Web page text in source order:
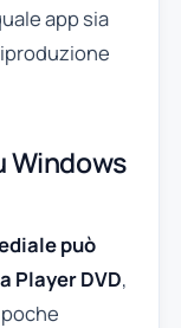
app sia
Windows
può
Player DVD,